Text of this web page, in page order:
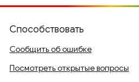
Способствовать
Сообщить об ошибке
Посмотреть открытые вопросы